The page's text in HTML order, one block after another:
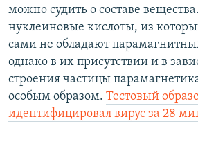
можно судить о составе
нуклеиновые кислоты, из
сами не обладают
однако в их присутствии и в
строения частицы
особым образом. Тестовый
идентифицировал вирус за 28